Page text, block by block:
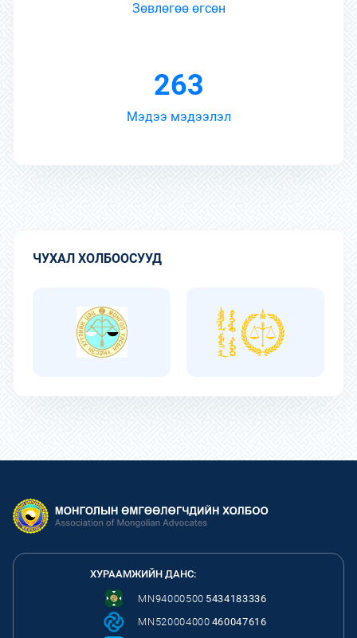
Зөвлөгөө өгсөн
263
Мэдээ мэдээлэл
ЧУХАЛ ХОЛБООСУУД
ХУРААМЖИЙН ДАНС:
MN94000500 5434183336
MN520004000 460047616